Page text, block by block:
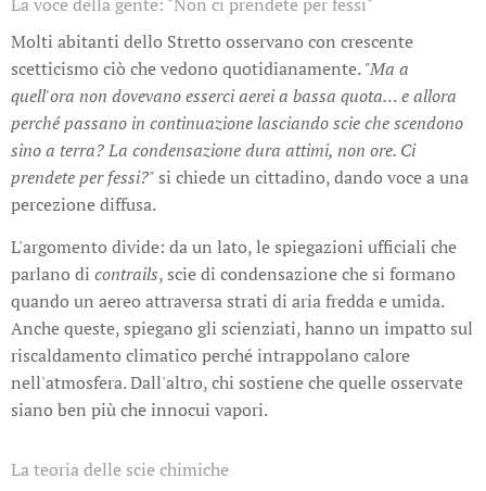
Molti abitanti dello Stretto osservano con crescente
scetticismo ciò che vedono quotidianamente."Ma a
quell'ora non dovevano esserci aerei a bassa quota… e allora
perché passano in continuazione lasciando scie che scendono
sino a terra? La condensazione dura attimi, non ore. Ci
prendete per fessi?" si chiede un cittadino, dando voce a una
percezione diffusa.
L'argomento divide: da un lato, le spiegazioni ufficiali che
parlano di contrails, scie di condensazione che si formano
quando un aereo attraversa strati di aria fredda e umida.
Anche queste, spiegano gli scienziati, hanno un impatto sul
riscaldamento climatico perché intrappolano calore
nell'atmosfera. Dall'altro, chi sostiene che quelle osservate
siano ben più che innocui vapori.
La teoria delle scie chimiche